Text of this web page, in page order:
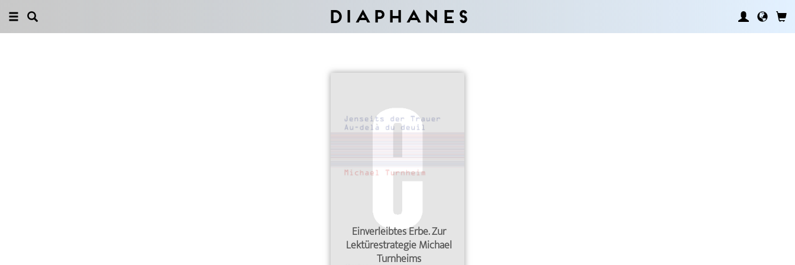
Diaphanes
Einverleibtes Erbe. Zur
Lektürestrategie Michael
Turnheims